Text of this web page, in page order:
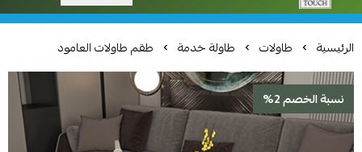
اثاث مودرن لمسة عصرية
الرئيسية طاولات طاولة خدمة طقم طاولات العامود
نسبة الخصم 2%